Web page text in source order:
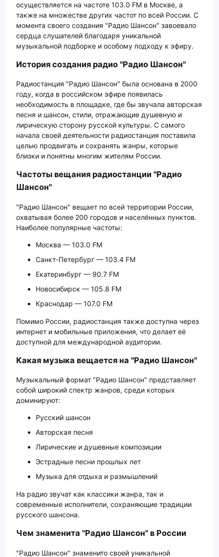
осуществляется на частоте 103.0 FM в Москве, а
также на множестве других частот по всей России. С
момента своего создания "Радио Шансон" завоевало
сердца слушателей благодаря уникальной
музыкальной подборке и особому подходу к эфиру.
История создания радио "Радио Шансон"
Радиостанция "Радио Шансон" была основана в 2000
году, когда в российском эфире появилась
необходимость в площадке, где бы звучала авторская
песня и шансон, стили, отражающие душевную и
лирическую сторону русской культуры. С самого
начала своей деятельности радиостанция поставила
целью продвигать и сохранять жанры, которые
близки и понятны многим жителям России.
Частоты вещания радиостанции "Радио
Шансон"
"Радио Шансон" вещает по всей территории России,
охватывая более 200 городов и населённых пунктов.
Наиболее популярные частоты:
Москва — 103.0 FM
Санкт-Петербург — 103.4 FM
Екатеринбург — 90.7 FM
Новосибирск — 105.8 FM
Краснодар — 107.0 FM
Помимо России, радиостанция также доступна через
интернет и мобильные приложения, что делает её
доступной для международной аудитории.
Какая музыка вещается на "Радио Шансон"
Музыкальный формат "Радио Шансон" представляет
собой широкий спектр жанров, среди которых
доминируют:
Русский шансон
Авторская песня
Лирические и душевные композиции
Эстрадные песни прошлых лет
Музыка для отдыха и размышлений
На радио звучат как классики жанра, так и
современные исполнители, сохраняющие традиции
русского шансона.
Чем знаменита "Радио Шансон" в России
"Радио Шансон" знаменито своей уникальной